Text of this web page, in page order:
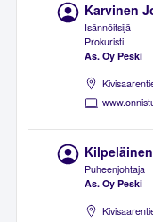
Karvinen
Isännöitsijä
Prokuristi
As. Oy Peski
Puheenjohtaja
As. Oy Peski